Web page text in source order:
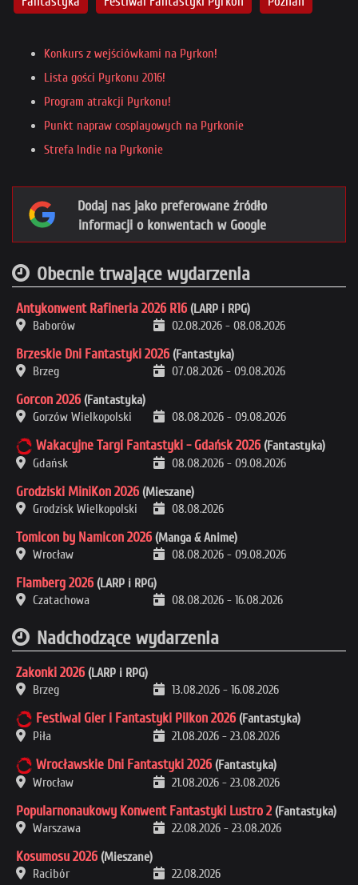
Konkurs z wejściówkami na Pyrkon!
Lista gości Pyrkonu 2016!
Program atrakcji Pyrkonu!
Punkt napraw cosplayowych na Pyrkonie
Strefa Indie na Pyrkonie
Dodaj nas jako preferowane źródło
informacji o konwentach w Google
Obecnie trwające wydarzenia
Antykonwent Rafineria 2026 R16 (LARP i RPG)
Baborów
02.08.2026 - 08.08.2026
Brzeskie Dni Fantastyki 2026 (Fantastyka)
Brzeg
07.08.2026 - 09.08.2026
Gorcon 2026 (Fantastyka)
Gorzów Wielkopolski
08.08.2026 - 09.08.2026
Wakacyjne Targi Fantastyki - Gdańsk 2026 (Fantastyka)
Gdańsk
08.08.2026 - 09.08.2026
Grodziski MiniKon 2026 (Mieszane)
Grodzisk Wielkopolski
08.08.2026
Tomicon by Namicon 2026 (Manga & Anime)
Wrocław
08.08.2026 - 09.08.2026
Flamberg 2026 (LARP i RPG)
Czatachowa
08.08.2026 - 16.08.2026
Nadchodzące wydarzenia
Zakonki 2026 (LARP i RPG)
Brzeg
13.08.2026 - 16.08.2026
Festiwal Gier i Fantastyki Pilkon 2026 (Fantastyka)
Piła
21.08.2026 - 23.08.2026
Wrocławskie Dni Fantastyki 2026 (Fantastyka)
Wrocław
21.08.2026 - 23.08.2026
Popularnonaukowy Konwent Fantastyki Lustro 2 (Fantastyka)
Warszawa
22.08.2026 - 23.08.2026
Kosumosu 2026 (Mieszane)
Racibór
22.08.2026